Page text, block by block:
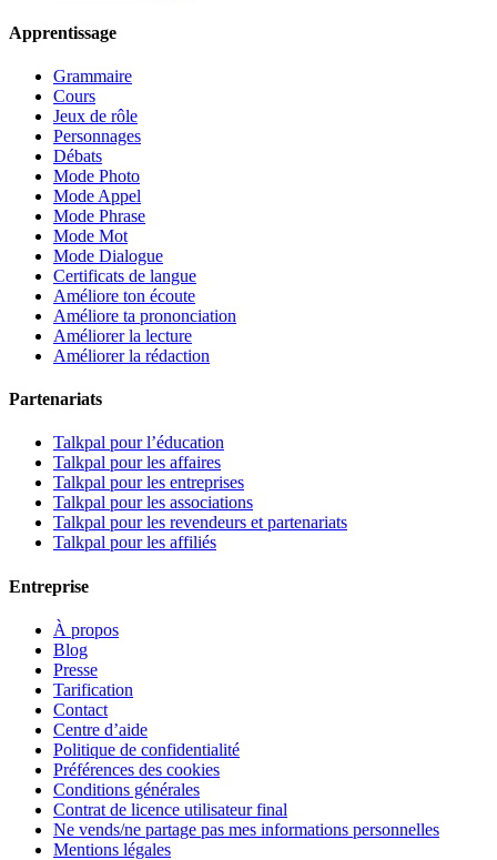
Apprentissage
Grammaire
Cours
Jeux de rôle
Personnages
Débats
Mode Photo
Mode Appel
Mode Phrase
Mode Mot
Mode Dialogue
Certificats de langue
Améliore ton écoute
Améliore ta prononciation
Améliorer la lecture
Améliorer la rédaction
Partenariats
Talkpal pour l’éducation
Talkpal pour les affaires
Talkpal pour les entreprises
Talkpal pour les associations
Talkpal pour les revendeurs et partenariats
Talkpal pour les affiliés
Entreprise
À propos
Blog
Presse
Tarification
Contact
Centre d’aide
Politique de confidentialité
Préférences des cookies
Conditions générales
Contrat de licence utilisateur final
Ne vends/ne partage pas mes informations personnelles
Mentions légales